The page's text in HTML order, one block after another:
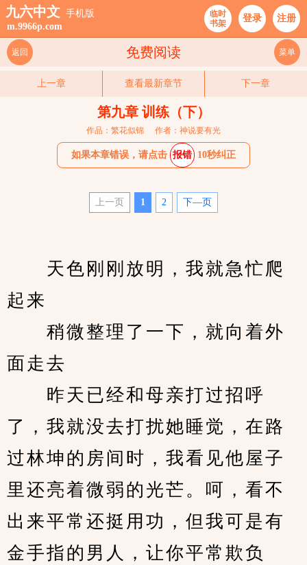
九六中文 手机版
m.9966p.com
临时
书架
登录 注册
免费阅读
返回 菜单
上一章 查看最新章节 下一章
第九章 训练（下）
作品：繁花似锦 作者：神说要有光
如果本章错误，请点击 报错 10秒纠正
上一页 1 2 下—页
天色刚刚放明，我就急忙爬
起来
稍微整理了一下，就向着外
面走去
昨天已经和母亲打过招呼
了，我就没去打扰她睡觉，在路
过林坤的房间时，我看见他屋子
里还亮着微弱的光芒。呵，看不
出来平常还挺用功，但我可是有
金手指的男人，让你平常欺负